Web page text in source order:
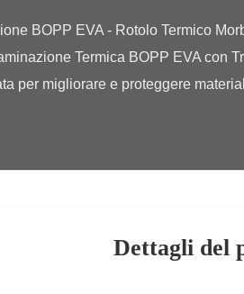
Termica BOPP EVA con
per migliorare e proteggere
Dettagli del